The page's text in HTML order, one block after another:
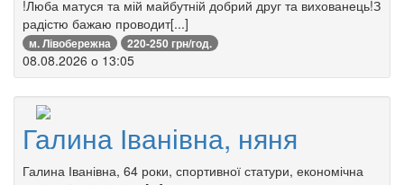
!Люба матуся та мій майбутній добрий друг та вихованець!З
радістю бажаю проводит[...]
м. Лівобережна 220-250 грн/год.
08.08.2026 о 13:05
Галина Іванівна, няня
Галина Іванівна, 64 роки, спортивної статури, економічна